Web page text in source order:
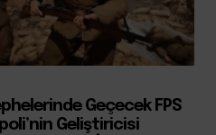
Geçecek FPS
Geliştiricisi